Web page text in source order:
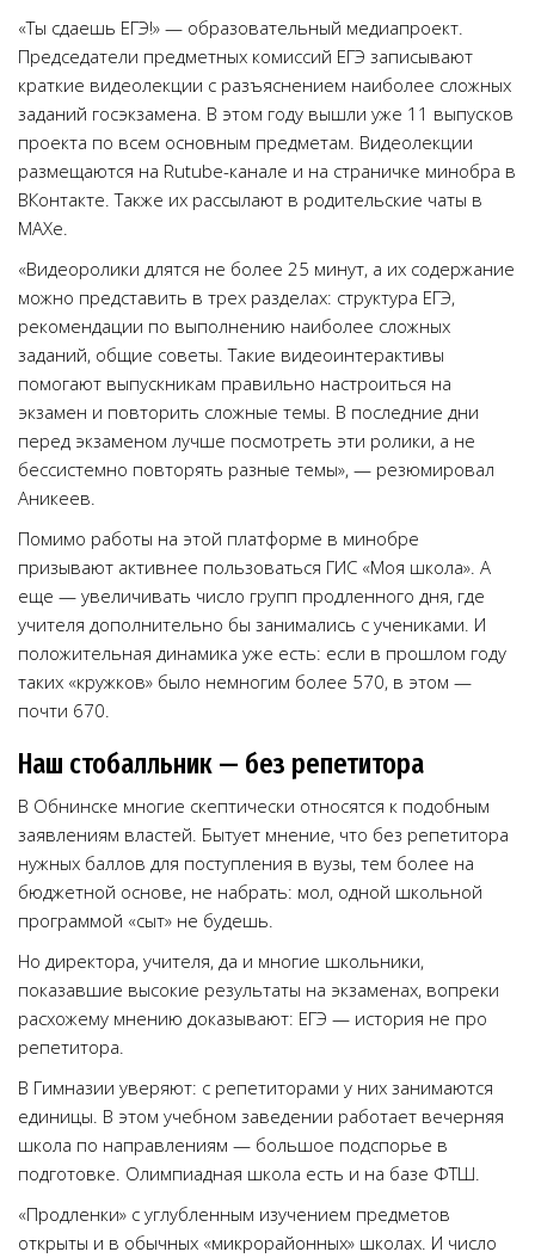
«Ты сдаешь ЕГЭ!» — образовательный медиапроект.
Председатели предметных комиссий ЕГЭ записывают
краткие видеолекции с разъяснением наиболее сложных
заданий госэкзамена. В этом году вышли уже 11 выпусков
проекта по всем основным предметам. Видеолекции
размещаются на Rutube-канале и на страничке минобра в
ВКонтакте. Также их рассылают в родительские чаты в
MAXе.
«Видеоролики длятся не более 25 минут, а их содержание
можно представить в трех разделах: структура ЕГЭ,
рекомендации по выполнению наиболее сложных
заданий, общие советы. Такие видеоинтерактивы
помогают выпускникам правильно настроиться на
экзамен и повторить сложные темы. В последние дни
перед экзаменом лучше посмотреть эти ролики, а не
бессистемно повторять разные темы», — резюмировал
Аникеев.
Помимо работы на этой платформе в минобре
призывают активнее пользоваться ГИС «Моя школа». А
еще — увеличивать число групп продленного дня, где
учителя дополнительно бы занимались с учениками. И
положительная динамика уже есть: если в прошлом году
таких «кружков» было немногим более 570, в этом —
почти 670.
Наш стобалльник — без репетитора
В Обнинске многие скептически относятся к подобным
заявлениям властей. Бытует мнение, что без репетитора
нужных баллов для поступления в вузы, тем более на
бюджетной основе, не набрать: мол, одной школьной
программой «сыт» не будешь.
Но директора, учителя, да и многие школьники,
показавшие высокие результаты на экзаменах, вопреки
расхожему мнению доказывают: ЕГЭ — история не про
репетитора.
В Гимназии уверяют: с репетиторами у них занимаются
единицы. В этом учебном заведении работает вечерняя
школа по направлениям — большое подспорье в
подготовке. Олимпиадная школа есть и на базе ФТШ.
«Продленки» с углубленным изучением предметов
открыты и в обычных «микрорайонных» школах. И число